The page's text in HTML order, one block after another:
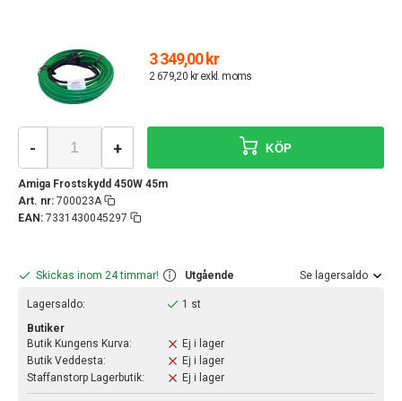
3 349,00 kr
2 679,20 kr exkl. moms
Amiga Frostskydd 450W 45m
Art. nr: 700023A
EAN: 7331430045297
- + KÖP
Skickas inom 24 timmar! Utgående Se lagersaldo
Lagersaldo:
1 st
Butiker
Butik Kungens Kurva:
Ej i lager
Butik Veddesta:
Ej i lager
Staffanstorp Lagerbutik:
Ej i lager